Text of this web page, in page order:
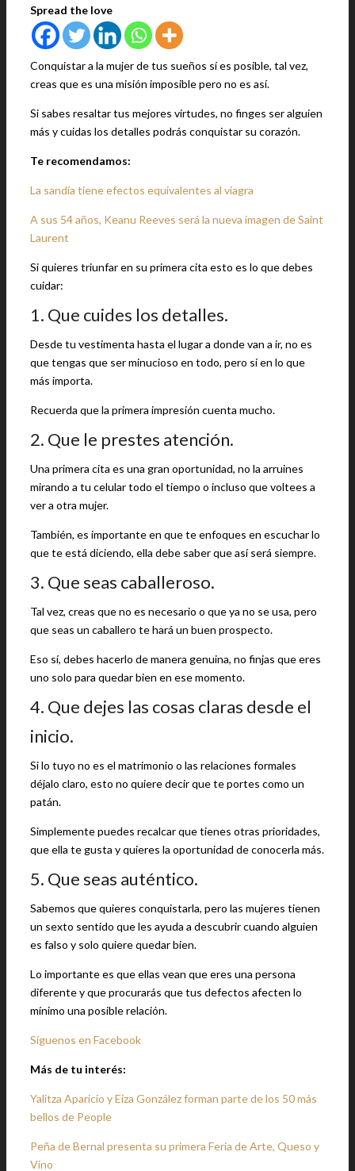
Spread the love
Conquistar a la mujer de tus sueños sí es posible, tal vez,
creas que es una misión imposible pero no es así.
Si sabes resaltar tus mejores virtudes, no finges ser alguien
más y cuidas los detalles podrás conquistar su corazón.
Te recomendamos:
La sandía tiene efectos equivalentes al viagra
A sus 54 años, Keanu Reeves será la nueva imagen de Saint
Laurent
Si quieres triunfar en su primera cita esto es lo que debes
cuidar:
1. Que cuides los detalles.
Desde tu vestimenta hasta el lugar a donde van a ir, no es
que tengas que ser minucioso en todo, pero sí en lo que
más importa.
Recuerda que la primera impresión cuenta mucho.
2. Que le prestes atención.
Una primera cita es una gran oportunidad, no la arruines
mirando a tu celular todo el tiempo o incluso que voltees a
ver a otra mujer.
También, es importante en que te enfoques en escuchar lo
que te está diciendo, ella debe saber que así será siempre.
3. Que seas caballeroso.
Tal vez, creas que no es necesario o que ya no se usa, pero
que seas un caballero te hará un buen prospecto.
Eso sí, debes hacerlo de manera genuina, no finjas que eres
uno solo para quedar bien en ese momento.
4. Que dejes las cosas claras desde el
inicio.
Si lo tuyo no es el matrimonio o las relaciones formales
déjalo claro, esto no quiere decir que te portes como un
patán.
Simplemente puedes recalcar que tienes otras prioridades,
que ella te gusta y quieres la oportunidad de conocerla más.
5. Que seas auténtico.
Sabemos que quieres conquistarla, pero las mujeres tienen
un sexto sentido que les ayuda a descubrir cuando alguien
es falso y solo quiere quedar bien.
Lo importante es que ellas vean que eres una persona
diferente y que procurarás que tus defectos afecten lo
mínimo una posible relación.
Síguenos en Facebook
Más de tu interés:
Yalitza Aparicio y Eiza González forman parte de los 50 más
bellos de People
Peña de Bernal presenta su primera Feria de Arte, Queso y
Vino